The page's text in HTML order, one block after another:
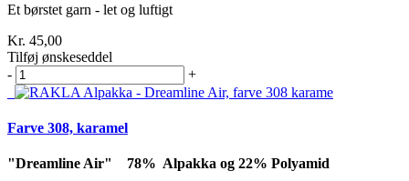
Et børstet garn - let og luftigt
Kr. 45,00
Tilføj ønskeseddel
-
+
Farve 308, karamel
"Dreamline Air" 78% Alpakka og 22% Polyamid